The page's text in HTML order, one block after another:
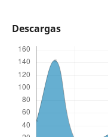
Descargas